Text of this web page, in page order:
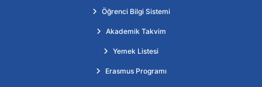
Öğrenci Bilgi Sistemi
Akademik Takvim
Yemek Listesi
Erasmus Programı